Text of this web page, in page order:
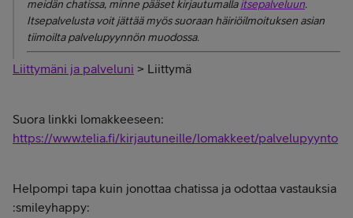
meidän chatissa, minne pääset kirjautumallaitsepalveluun.
Itsepalvelusta voit jättää myös suoraan häiriöilmoituksen asian
tiimoilta palvelupyynnön muodossa.
Liittymäni ja palveluni > Liittymä
Suora linkki lomakkeeseen:
https://www.telia.fi/kirjautuneille/lomakkeet/palvelupyynto
Helpompi tapa kuin jonottaa chatissa ja odottaa vastauksia
:smileyhappy: